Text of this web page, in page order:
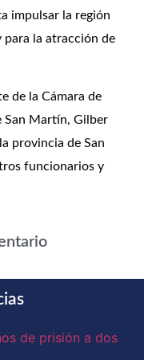
impulsar la región
para la atracción de
de la Cámara de
San Martín, Gilber
provincia de San
funcionarios y